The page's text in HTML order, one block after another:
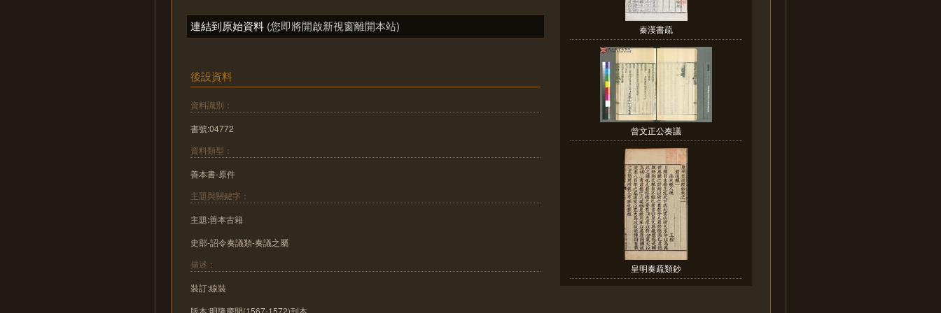
連結到原始資料 (您即將開啟新視窗離開本站)
後設資料
資料識別：
書號:04772
資料類型：
善本書-原件
主題與關鍵字：
主題:善本古籍
史部-詔令奏議類-奏議之屬
描述：
裝訂:線裝
版本:明隆慶間(1567-1572)刊本
秦漢書疏
曾文正公奏議
皇明奏疏類鈔